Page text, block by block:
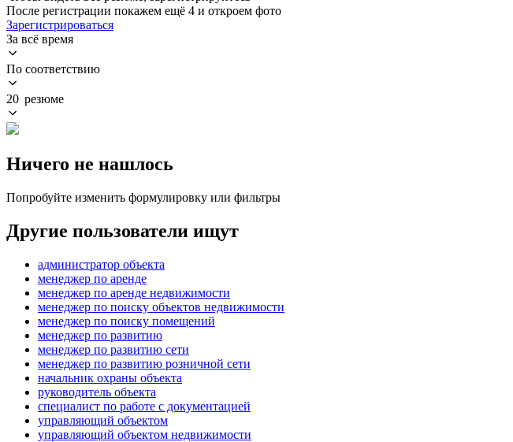
После регистрации покажем ещё 4 и откроем фото
Зарегистрироваться
За всё время
По соответствию
20 резюме
Ничего не нашлось
Попробуйте изменить формулировку или фильтры
Другие пользователи ищут
администратор объекта
менеджер по аренде
менеджер по аренде недвижимости
менеджер по поиску объектов недвижимости
менеджер по поиску помещений
менеджер по развитию
менеджер по развитию сети
менеджер по развитию розничной сети
начальник охраны объекта
руководитель объекта
специалист по работе с документацией
управляющий объектом
управляющий объектом недвижимости